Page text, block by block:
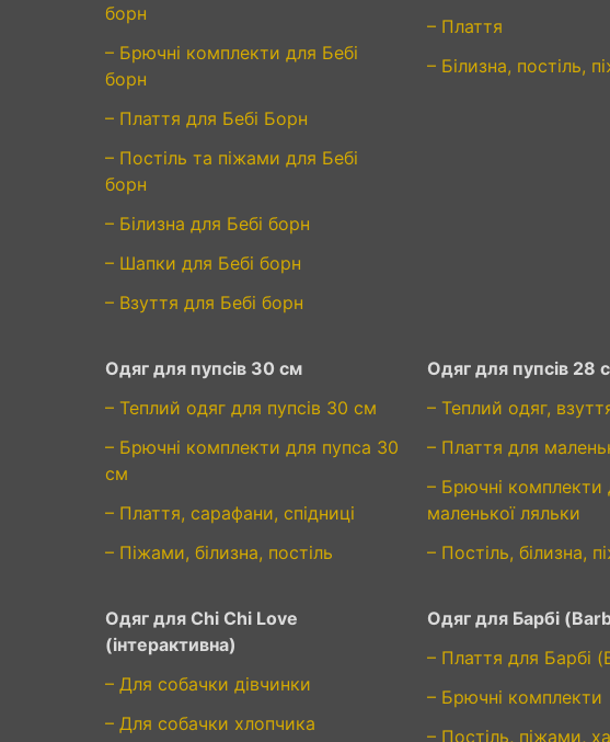
борн
– Брючні комплекти для Бебі
борн
– Плаття для Бебі Борн
– Постіль та піжами для Бебі
борн
– Білизна для Бебі борн
– Шапки для Бебі борн
– Взуття для Бебі борн
– Плаття
– Білизна, постіль,
Одяг для пупсів 30 см
– Теплий одяг для пупсів 30 см
– Брючні комплекти для пупса 30
см
– Плаття, сарафани, спідниці
– Піжами, білизна, постіль
Одяг для пупсів 28
– Теплий одяг,
– Плаття для
– Брючні комплекти
маленької ляльки
– Постіль, білизна,
Одяг для Chi Chi Love
(інтерактивна)
– Для собачки дівчинки
– Для собачки хлопчика
Одяг для Барбі
– Плаття для Барбі
– Брючні комплекти
– Постіль, піжами,